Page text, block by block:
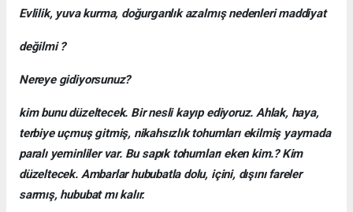
Evlilik, yuva kurma, doğurganlık azalmış nedenleri maddiyat
değilmi ?
Nereye gidiyorsunuz?
kim bunu düzeltecek. Bir nesli kayıp ediyoruz. Ahlak, haya,
terbiye uçmuş gitmiş, nikahsızlık tohumları ekilmiş yaymada
paralı yeminliler var. Bu sapık tohumları eken kim.? Kim
düzeltecek. Ambarlar hububatla dolu, içini, dışını fareler
sarmış, hububat mı kalır.